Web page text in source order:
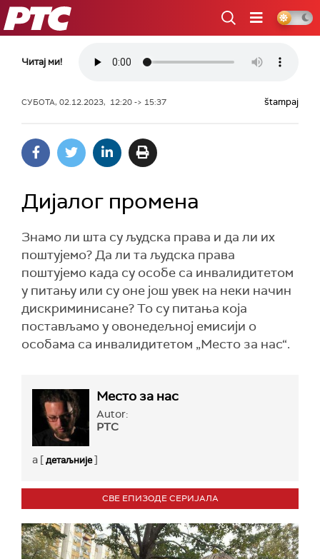
РТС
Читај ми!
СУБОТА, 02.12.2023, 12:20 -> 15:37 štampaj
Дијалог промена
Знамо ли шта су људска права и да ли их
поштујемо? Да ли та људска права
поштујемо када су особе са инвалидитетом
у питању или су оне још увек на неки начин
дискриминисане? То су питања која
постављамо у овонедељној емисији о
особама са инвалидитетом „Место за нас“.
Место за нас
Autor:
РТС
a [детаљније]
СВЕ ЕПИЗОДЕ СЕРИЈАЛА